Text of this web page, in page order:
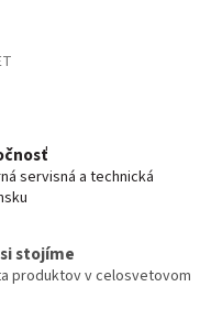
servisná a technická
stojíme
produktov v celosvetovom